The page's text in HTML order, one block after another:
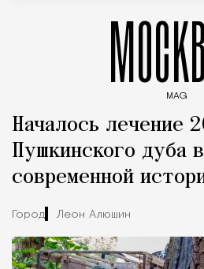
MAG
Началось лечение
Пушкинского дуба
современной
Город Леон Алюшин